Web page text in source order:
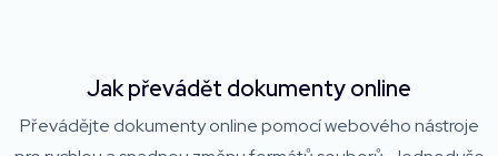
Jak převádět dokumenty online
Převádějte dokumenty online pomocí webového nástroje